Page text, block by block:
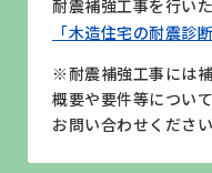
耐震補強工事を行い
「木造住宅の耐震診
※耐震補強工事には
概要や要件等につい
お問い合わせください